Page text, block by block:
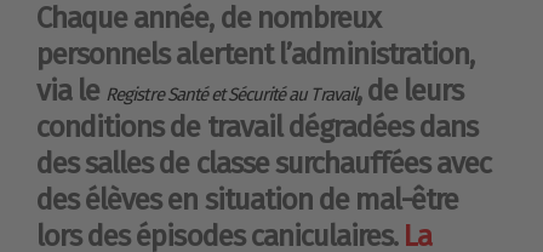
Chaque année, de nombreux
personnels alertent l’administration,
via le Registre Santé et Sécurité au Travail, de leurs
conditions de travail dégradées dans
des salles de classe surchauffées avec
des élèves en situation de mal-être
lors des épisodes caniculaires. La